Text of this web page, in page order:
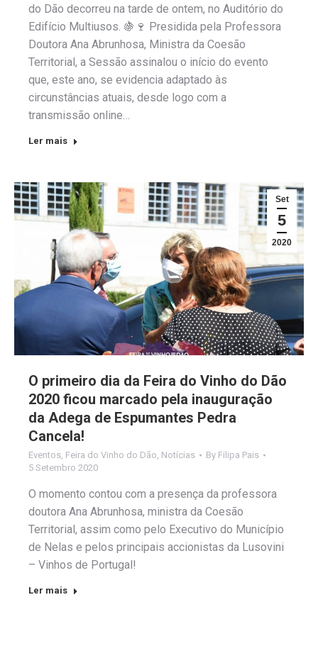
do Dão decorreu na tarde de ontem, no Auditório do
Edifício Multiusos. 🍇🍷 Presidida pela Professora
Doutora Ana Abrunhosa, Ministra da Coesão
Territorial, a Sessão assinalou o início do evento
que, este ano, se evidencia adaptado às
circunstâncias atuais, desde logo com a
transmissão online…
Ler mais
Set
5
2020
O primeiro dia da Feira do Vinho do Dão
2020 ficou marcado pela inauguração
da Adega de Espumantes Pedra
Cancela!
Eventos, Feira do Vinho do Dão, Notícias By Filipa Pais
5 Setembro 2020
O momento contou com a presença da professora
doutora Ana Abrunhosa, ministra da Coesão
Territorial, assim como pelo Executivo do Município
de Nelas e pelos principais accionistas da Lusovini
– Vinhos de Portugal!
Ler mais